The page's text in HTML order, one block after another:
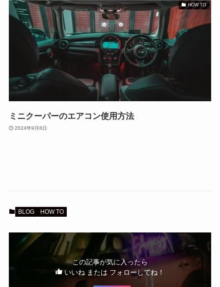
HOW TO
ミニクーパーのエアコン使用方法
2024年9月8日
BLOG HOW TO
この記事が気に入ったら
いいね または フォローしてね！